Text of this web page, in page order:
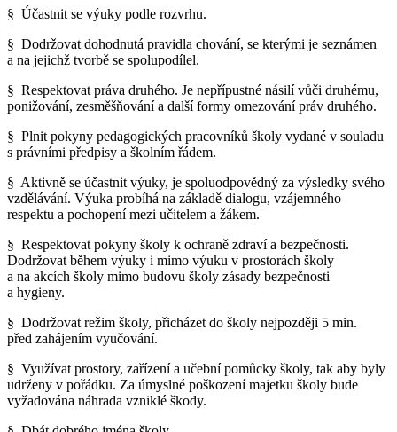
§ Účastnit se výuky podle rozvrhu.
§ Dodržovat dohodnutá pravidla chování, se kterými je seznámen
a na jejichž tvorbě se spolupodílel.
§ Respektovat práva druhého. Je nepřípustné násilí vůči druhému,
ponižování, zesměšňování a další formy omezování práv druhého.
§ Plnit pokyny pedagogických pracovníků školy vydané v souladu
s právními předpisy a školním řádem.
§ Aktivně se účastnit výuky, je spoluodpovědný za výsledky svého
vzdělávání. Výuka probíhá na základě dialogu, vzájemného
respektu a pochopení mezi učitelem a žákem.
§ Respektovat pokyny školy k ochraně zdraví a bezpečnosti.
Dodržovat během výuky i mimo výuku v prostorách školy
a na akcích školy mimo budovu školy zásady bezpečnosti
a hygieny.
§ Dodržovat režim školy, přicházet do školy nejpozději 5 min.
před zahájením vyučování.
§ Využívat prostory, zařízení a učební pomůcky školy, tak aby byly
udrženy v pořádku. Za úmyslné poškození majetku školy bude
vyžadována náhrada vzniklé škody.